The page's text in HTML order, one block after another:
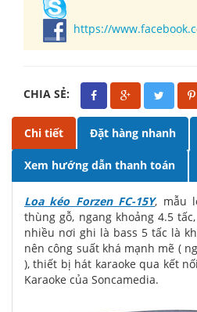
https://
CHIA SẺ:
Chi tiết Đặt hàng nhanh
Xem hướng dẫn thanh toán
Loa kéo Forzen FC-15Y, mẫu
thùng gỗ, ngang khoảng 4.5
nhiều nơi ghi là bass 5 tấc là
nên công suất khá mạnh mẽ (
), thiết bị hát karaoke qua kết
Karaoke của Soncamedia.